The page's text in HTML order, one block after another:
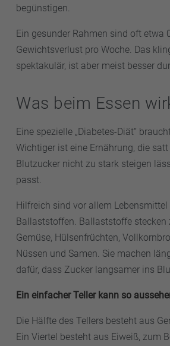
begünstigen.
Ein gesunder Rahmen sind oft etwa
Gewichtsverlust pro Woche. Das
spektakulär, ist aber meist besser
Was beim Essen
Eine spezielle „Diabetes-Diät“
Wichtiger ist eine Ernährung, die
Blutzucker nicht zu stark steigen
passt.
Hilfreich sind vor allem
Ballaststoffen. Ballaststoffe stecken
Gemüse, Hülsenfrüchten,
Nüssen und Samen. Sie machen
dafür, dass Zucker langsamer ins
Ein einfacher Teller kann so
Die Hälfte des Tellers besteht aus
Ein Viertel besteht aus Eiweiß, zum